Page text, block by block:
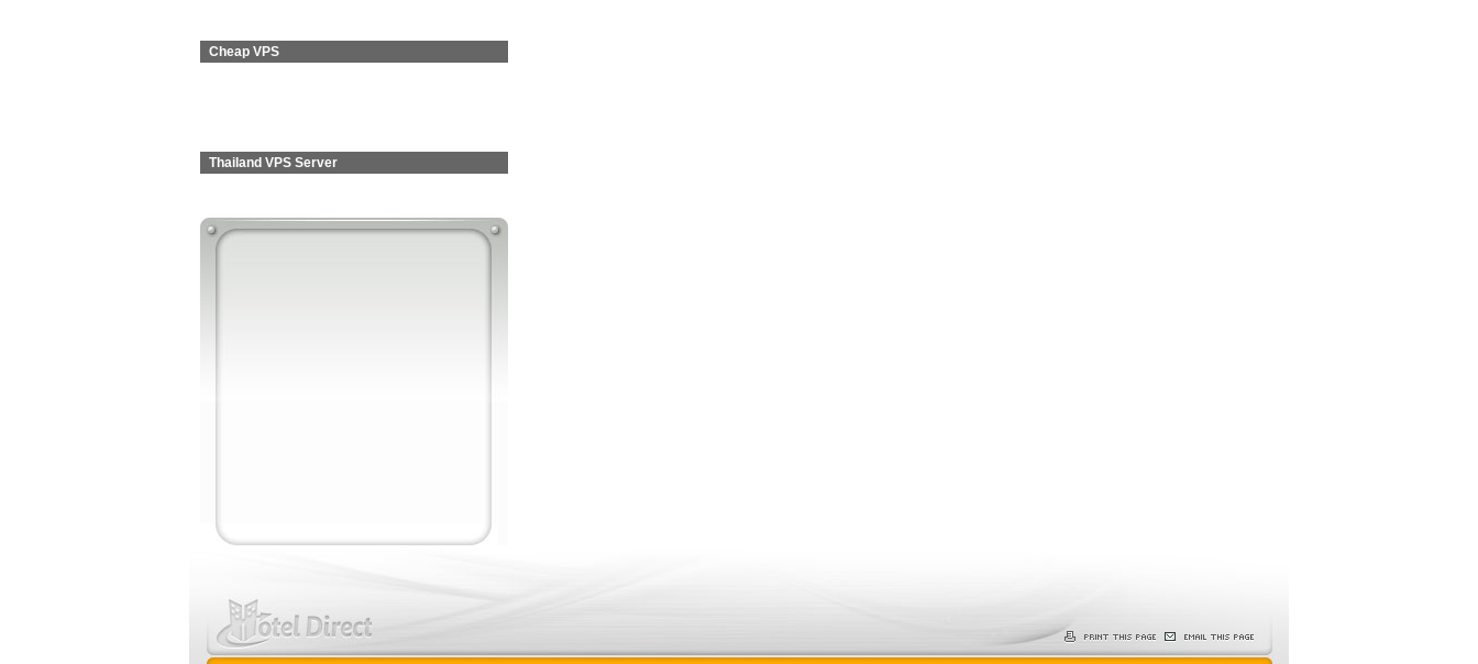
Cheap VPS
Thailand VPS Server